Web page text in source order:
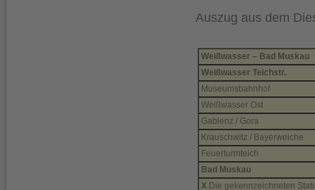
Auszug aus dem
Weißwasser – Bad Muskau
Weißwasser Teichstr.
Museumsbahnhof
Weißwasser Ost
Gablenz / Gora
Krauschwitz / Bayerweiche
Feuerturmteich
Bad Muskau
X Die gekennzeichneten